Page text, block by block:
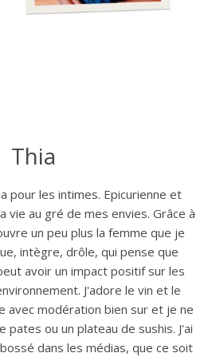
Thia
pour les intimes. Epicurienne et
vie au gré de mes envies. Grâce à
un peu plus la femme que je
intègre, drôle, qui pense que
avoir un impact positif sur les
J'adore le vin et le
avec modération bien sur et je ne
pates ou un plateau de sushis. J'ai
dans les médias, que ce soit